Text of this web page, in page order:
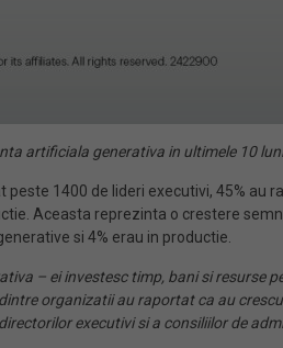
artificiala generativa in ultimele 10 luni
peste 1400 de lideri executivi, 45%
Aceasta reprezinta o crestere
si 4% erau in productie.
– ei investesc timp, bani si resurse
organizatii au raportat ca au
executivi si a consiliilor de